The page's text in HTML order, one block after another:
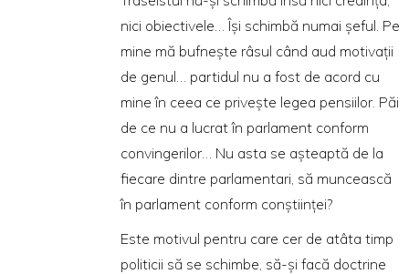
nici obiectivele… Îşi schimbă numai şeful. Pe
mine mă bufneşte râsul când aud motivaţii
de genul… partidul nu a fost de acord cu
mine în ceea ce priveşte legea pensiilor. Păi
de ce nu a lucrat în parlament conform
convingerilor… Nu asta se aşteaptă de la
fiecare dintre parlamentari, să muncească
în parlament conform conştiinţei?
Este motivul pentru care cer de atâta timp
politicii să se schimbe, să-şi facă doctrine